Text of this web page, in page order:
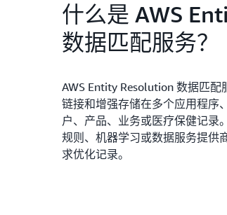
什么是 AWS
数据匹配服务？
AWS Entity Resolution 数据匹配
链接和增强存储在多个应用程序
户、产品、业务或医疗保健记录
规则、机器学习或数据服务提供
求优化记录。